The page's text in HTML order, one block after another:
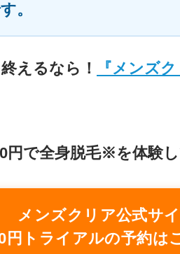
。
えるなら！
『メンズ
円で全身脱毛※を体験
メンズクリア公式サ
円トライアルの予約は